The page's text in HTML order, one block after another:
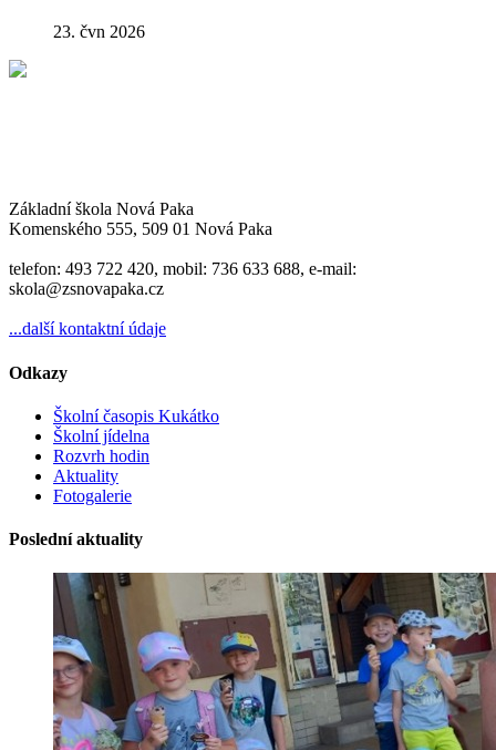
23. čvn 2026
Základní škola Nová Paka
Komenského 555, 509 01 Nová Paka
telefon: 493 722 420, mobil: 736 633 688, e-mail:
skola@zsnovapaka.cz
...další kontaktní údaje
Odkazy
Školní časopis Kukátko
Školní jídelna
Rozvrh hodin
Aktuality
Fotogalerie
Poslední aktuality